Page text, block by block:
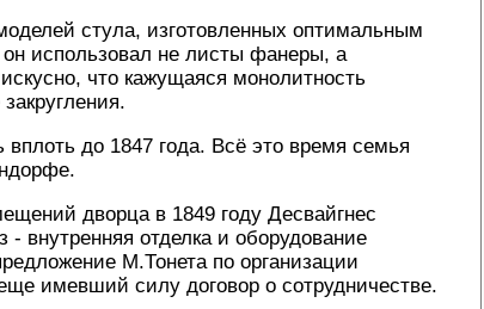
стула, изготовленных оптимальным
использовал не листы фанеры, а
что кажущаяся монолитность
до 1847 года. Всё это время семья
дворца в 1849 году Десвайгнес
внутренняя отделка и оборудование
М.Тонета по организации
имевший силу договор о сотрудничестве.